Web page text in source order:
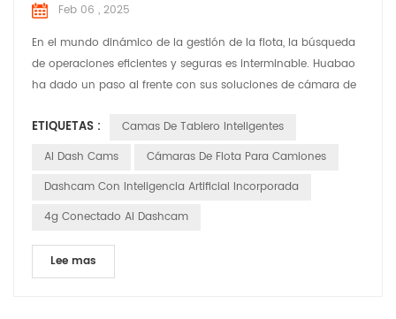
Feb 06 , 2025
En el mundo dinámico de la gestión de la flota, la búsqueda
de operaciones eficientes y seguras es interminable. Huabao
ha dado un paso al frente con sus soluciones de cámara de
desafíos específicos que enfrentan los gerentes de flota. Deje
que â s explore cómo estas soluciones están marcando la
ETIQUETAS :
Camas De Tablero Inteligentes
AI Dash Cams
Cámaras De Flota Para Camiones
Dashcam Con Inteligencia Artificial Incorporada
4g Conectado Ai Dashcam
Lee mas